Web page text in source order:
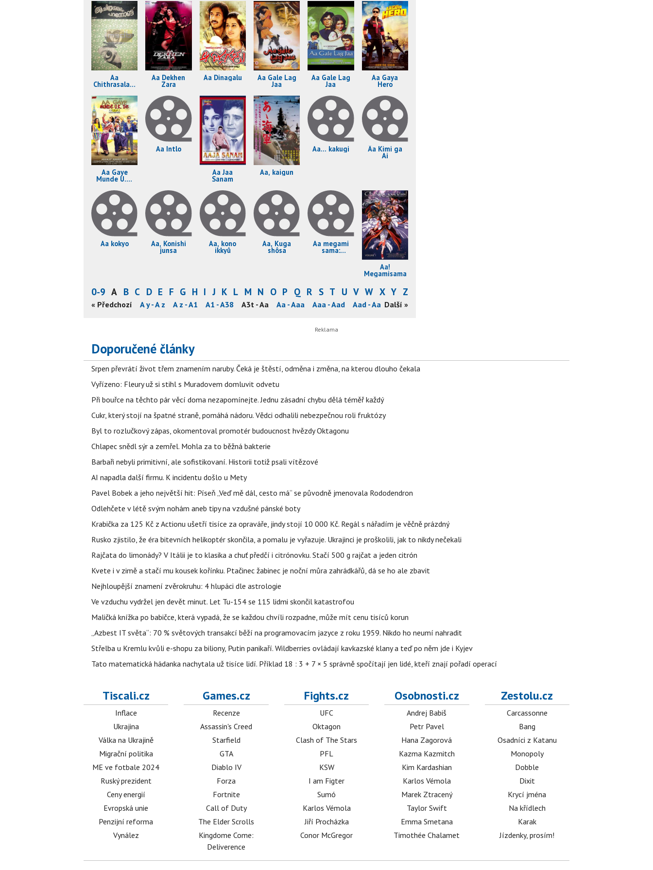
Inthalo Eeme
Aa
Chithrasalabham
Aa Dekhen
Zara
Aa Dinagalu Aa Gale Lag
Jaa
Aa Gale Lag
Jaa
Aa Gaya
Hero
Aa Gaye
Munde U.K.
Aa Intlo
Aa Jaa
Sanam
Aa, kaigun
Aa... kakugi Âa Kimi ga
Ai
Aa kokyo Aa, Konishi
junsa
Aa, kono
ikkyû
Aa, Kuga
shôsa
Aa megami
sama:
Aa!
Megamisama!
0-9 A B C D E F G H I J K L M N O P Q R S T U V W X Y Z
« Předchozí
A w - A x A y - A y A y - A z A z - A1 A1 - A38 A3t - Aa Aa - Aaa Aaa - Aad Aad - Aad Aad - Aag
Další »
Doporučené články
Srpen převrátí život třem znamením naruby. Čeká je štěstí, odměna i změna, na kterou dlouho čekala
Vyřízeno: Fleury už si stihl s Muradovem domluvit odvetu
Při bouřce na těchto pár věcí doma nezapomínejte. Jednu zásadní chybu dělá téměř každý
Cukr, který stojí na špatné straně, pomáhá nádoru. Vědci odhalili nebezpečnou roli fruktózy
Byl to rozlučkový zápas, okomentoval promotér budoucnost hvězdy Oktagonu
Chlapec snědl sýr a zemřel. Mohla za to běžná bakterie
Barbaři nebyli primitivní, ale sofistikovaní. Historii totiž psali vítězové
AI napadla další firmu. K incidentu došlo u Mety
Pavel Bobek a jeho největší hit: Píseň „Veď mě dál, cesto má“ se původně jmenovala Rododendron
Odlehčete v létě svým nohám aneb tipy na vzdušné pánské boty
Krabička za 125 Kč z Actionu ušetří tisíce za opraváře, jindy stojí 10 000 Kč. Regál s nářadím je věčně prázdný
Rusko zjistilo, že éra bitevních helikoptér skončila, a pomalu je vyřazuje. Ukrajinci je proškolili, jak to nikdy nečekali
Rajčata do limonády? V Itálii je to klasika a chuť předčí i citrónovku. Stačí 500 g rajčat a jeden citrón
Kvete i v zimě a stačí mu kousek kořínku. Ptačinec žabinec je noční můra zahrádkářů, dá se ho ale zbavit
Nejhloupější znamení zvěrokruhu: 4 hlupáci dle astrologie
Ve vzduchu vydržel jen devět minut. Let Tu-154 se 115 lidmi skončil katastrofou
Maličká knížka po babičce, která vypadá, že se každou chvíli rozpadne, může mít cenu tisíců korun
„Azbest IT světa“: 70 % světových transakcí běží na programovacím jazyce z roku 1959. Nikdo ho neumí nahradit
Střelba u Kremlu kvůli e-shopu za biliony, Putin panikaří. Wildberries ovládají kavkazské klany a teď po něm jde i Kyjev
Tato matematická hádanka nachytala už tisíce lidí. Příklad 18 : 3 + 7 × 5 správně spočítají jen lidé, kteří znají pořadí operací
Tiscali.cz
Inflace
Ukrajina
Válka na Ukrajině
Migrační politika
ME ve fotbale 2024
Ruský prezident
Ceny energií
Evropská unie
Penzijní reforma
Vynález
Games.cz
Recenze
Assassin's Creed
Starfield
GTA
Diablo IV
Forza
Fortnite
Call of Duty
The Elder Scrolls
Kingdome Come:
Deliverence
Fights.cz
UFC
Oktagon
Clash of The Stars
PFL
KSW
I am Figter
Sumó
Karlos Vémola
Jiří Procházka
Conor McGregor
Osobnosti.cz
Andrej Babiš
Petr Pavel
Hana Zagorová
Kazma Kazmitch
Kim Kardashian
Karlos Vémola
Marek Ztracený
Taylor Swift
Emma Smetana
Timothée Chalamet
Zestolu.cz
Carcassonne
Bang
Osadníci z Katanu
Monopoly
Dobble
Dixit
Krycí jména
Na křídlech
Karak
Jízdenky, prosím!